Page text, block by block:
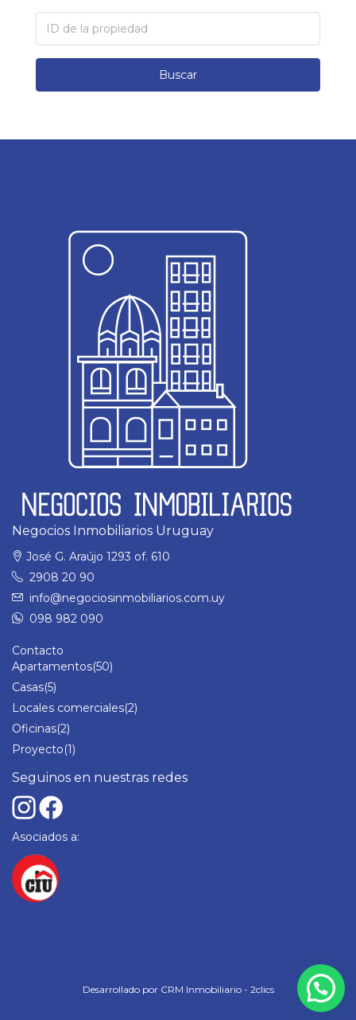
Buscar
Negocios Inmobiliarios Uruguay
José G. Araújo 1293 of. 610
2908 20 90
info@negociosinmobiliarios.com.uy
098 982 090
Contacto
Apartamentos(50)
Casas(5)
Locales comerciales(2)
Oficinas(2)
Proyecto(1)
Seguinos en nuestras redes
Asociados a:
Desarrollado por CRM Inmobiliario - 2clics